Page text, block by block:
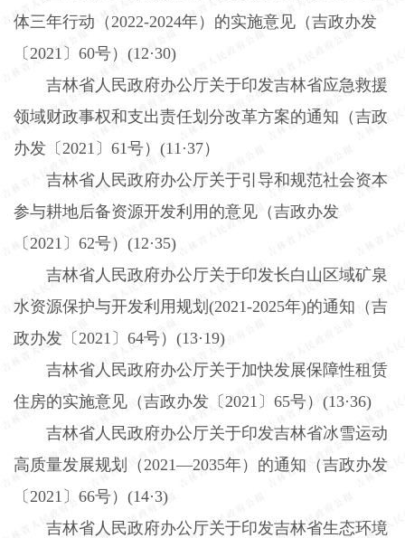
体三年行动（ 2022-2024年）的实施意见（吉政办发
〔2021 〕 60号） (12·30)
吉林省人民政府办公厅关于印发吉林省应急救援
领域财政事权和支出责任划分改革方案的通知（吉政
办发〔2021 〕 61号） (11 ·37）
吉林省人民政府办公厅关于引导和规范社会资本
参与耕地后备资源开发利用的意见（吉政办发
〔2021 〕 62号） (12·35)
吉林省人民政府办公厅关于印发长白山区域矿泉
水资源保护与开发利用规划 (2021-2025年)的通知（吉
政办发〔2021 〕 64号） (13·19)
吉林省人民政府办公厅关于加快发展保障性租赁
住房的实施意见（吉政办发〔2021 〕 65号） (13·36)
吉林省人民政府办公厅关于印发吉林省冰雪运动
高质量发展规划（2021—2035年）的通知（吉政办发
〔2021 〕 66号） (14·3)
吉林省人民政府办公厅关于印发吉林省生态环境